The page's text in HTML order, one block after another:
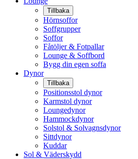
Tillbaka
Hörnsoffor
Soffgrupper
Soffor
Fåtöljer & Fotpallar
Lounge & Soffbord
Bygg din egen soffa
Dynor
Tillbaka
Positionsstol dynor
Karmstol dynor
Loungedynor
Hammockdynor
Solstol & Solvagnsdynor
Sittdynor
Kuddar
Sol & Väderskydd